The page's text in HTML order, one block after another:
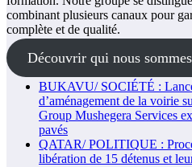
combinant plusieurs canaux pour
complète et de qualité.
Découvrir qui nous sommes
BUKAVU/ SOCIÉTÉ :
d’aménagement de la voirie
Group Mushegera Services
pavés
QATAR/ POLITIQUE :
libération de 15 détenus et